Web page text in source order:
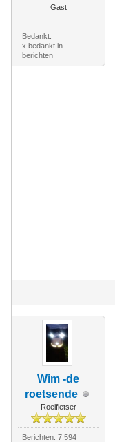
Gast
Bedankt:
x bedankt in
berichten
Wim -de
roetsende
Roeifietser
Berichten: 7.594